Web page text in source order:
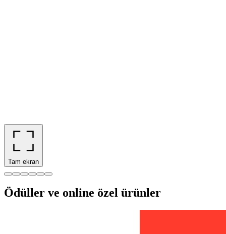
Tam ekran
Ödüller ve online özel ürünler